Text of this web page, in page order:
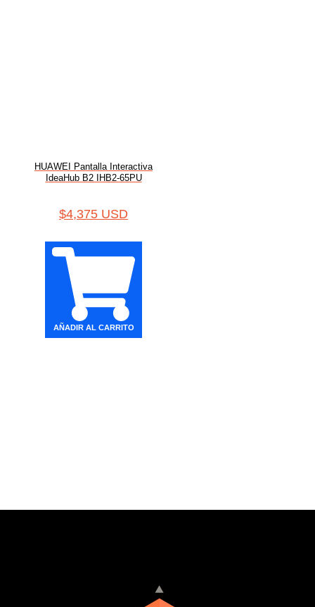
HUAWEI Pantalla Interactiva
IdeaHub B2 IHB2-65PU
$4,375 USD
AÑADIR AL CARRITO